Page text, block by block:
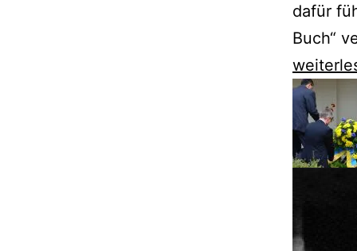
dafür
Buch“
„Das
Blaue
Buch“
von
Erich